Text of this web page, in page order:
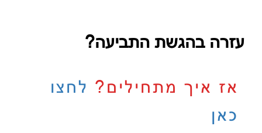
עזרה בהגשת התביעה?
אז איך מתחילים? לחצו
כאן